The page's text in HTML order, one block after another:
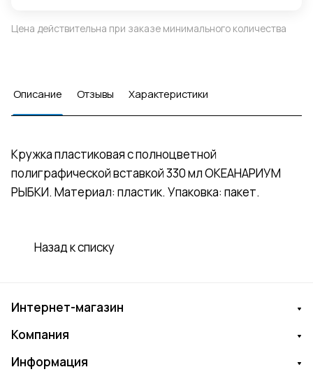
Цена действительна при заказе минимального количества
Описание Отзывы Характеристики
Кружка пластиковая с полноцветной
полиграфической вставкой 330 мл ОКЕАНАРИУМ
РЫБКИ. Материал: пластик. Упаковка: пакет.
Назад к списку
Интернет-магазин
Компания
Информация